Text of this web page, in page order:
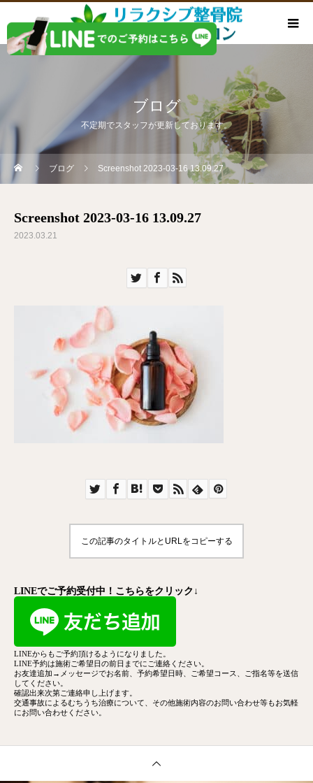
ブログ
不定期でスタッフが更新しております。
ブログ Screenshot 2023-03-16 13.09.27
Screenshot 2023-03-16 13.09.27
2023.03.21
この記事のタイトルとURLをコピーする
LINEでご予約受付中！こちらをクリック↓
LINEからもご予約頂けるようになりました。
LINE予約は施術ご希望日の前日までにご連絡ください。
お友達追加→メッセージでお名前、予約希望日時、ご希望コース、
ご指名等を送信
してください。
確認出来次第ご連絡申し上げます。
交通事故によるむちうち治療について、その他施術内容のお問い合わせ等もお気軽
にお問い合わせください。